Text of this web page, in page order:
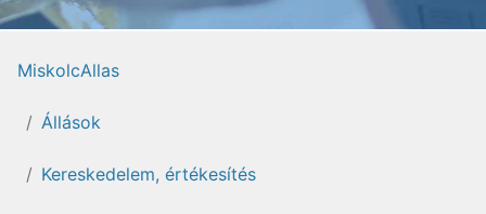
MiskolcAllas
Állások
Kereskedelem, értékesítés